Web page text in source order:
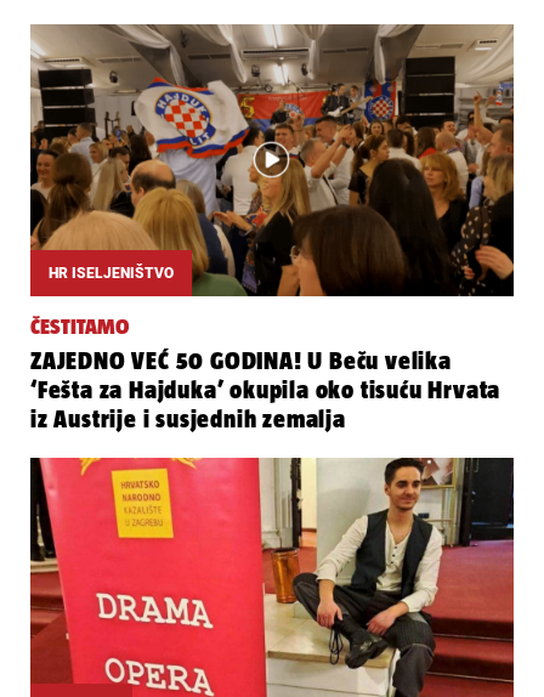
HR ISELJENIŠTVO
ČESTITAMO
ZAJEDNO VEĆ 50 GODINA! U Beču velika
‘Fešta za Hajduka’ okupila oko tisuću Hrvata
iz Austrije i susjednih zemalja